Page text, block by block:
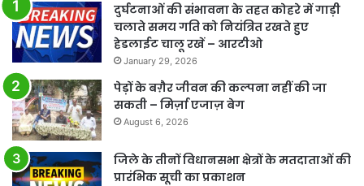
दुर्घटनाओं की संभावना के तहत कोहरे में गाड़ी
चलाते समय गति को नियंत्रित रखते हुए
हेडलाईट चालू रखें – आरटीओ
January 29, 2026
पेड़ों के बग़ैर जीवन की कल्पना नहीं की जा
सकती – मिर्ज़ा एजाज़ बेग
August 6, 2026
जिले के तीनों विधानसभा क्षेत्रों के मतदाताओं की
प्रारंभिक सूची का प्रकाशन